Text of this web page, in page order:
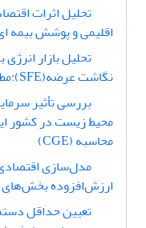
تحلیل اثرات
اقلیمی و پوشش بیمه‎ ای
تحلیل بازار
نگاشت عرضه(SFE):مطالعه موردی منطقه اصفهان
بررسی تأثیر
محیط زیست در کشور
محاسبه (CGE)
مدل‌سازی اقتصادی
ارزش‌افزوده بخش‌های
تعیین حداقل